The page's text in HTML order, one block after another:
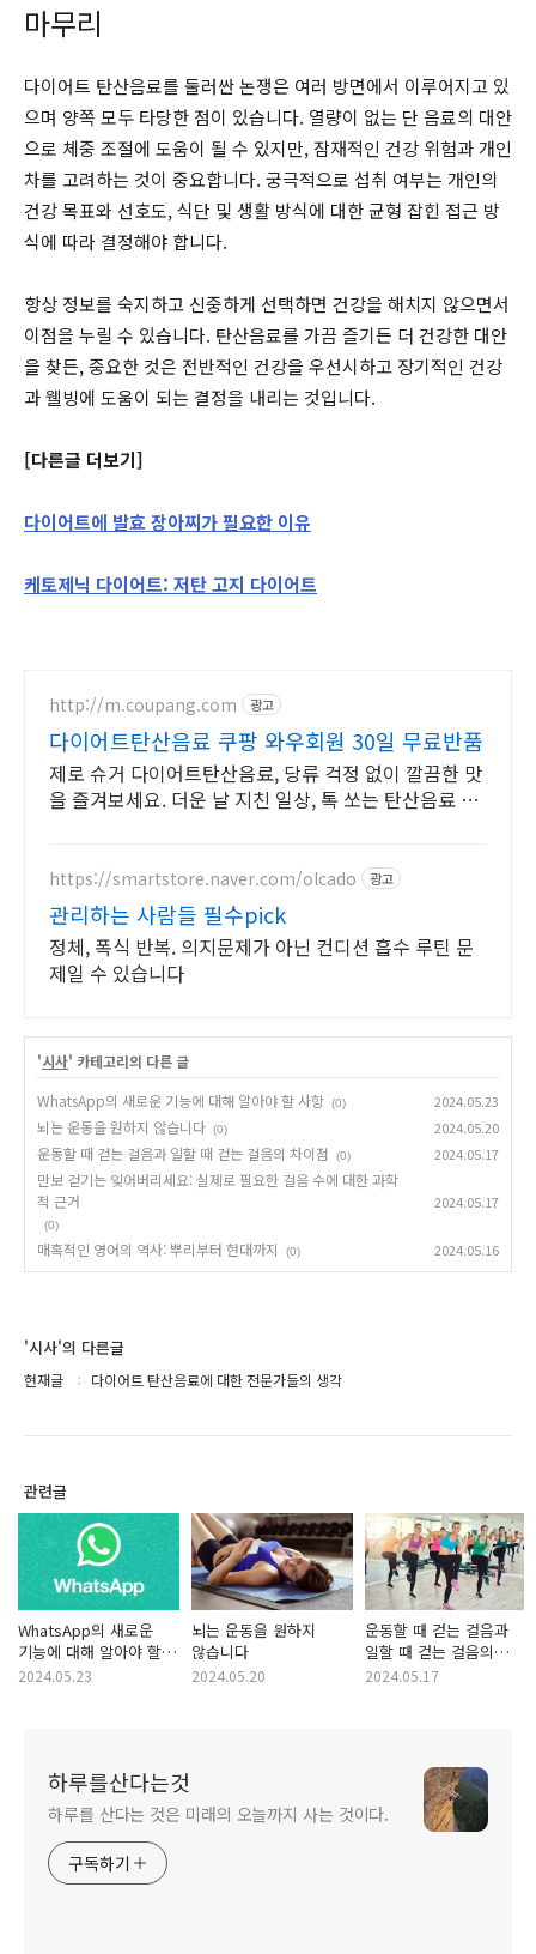
마무리
다이어트 탄산음료를 둘러싼 논쟁은 여러 방면에서 이루어지고 있
으며 양쪽 모두 타당한 점이 있습니다. 열량이 없는 단 음료의 대안
으로 체중 조절에 도움이 될 수 있지만, 잠재적인 건강 위험과 개인
차를 고려하는 것이 중요합니다. 궁극적으로 섭취 여부는 개인의
건강 목표와 선호도, 식단 및 생활 방식에 대한 균형 잡힌 접근 방
식에 따라 결정해야 합니다.
항상 정보를 숙지하고 신중하게 선택하면 건강을 해치지 않으면서
이점을 누릴 수 있습니다. 탄산음료를 가끔 즐기든 더 건강한 대안
을 찾든, 중요한 것은 전반적인 건강을 우선시하고 장기적인 건강
과 웰빙에 도움이 되는 결정을 내리는 것입니다.
[다른글 더보기]
다이어트에 발효 장아찌가 필요한 이유
케토제닉 다이어트: 저탄 고지 다이어트
http://m.coupang.com 광고
다이어트탄산음료 쿠팡 와우회원 30일 무료반품
제로 슈거 다이어트탄산음료, 당류 걱정 없이 깔끔한 맛
을 즐겨보세요. 더운 날 지친 일상, 톡 쏘는 탄산음료 마
https://smartstore.naver.com/olcado 광고
관리하는 사람들 필수pick
정체, 폭식 반복. 의지문제가 아닌 컨디션 흡수 루틴 문
제일 수 있습니다
'시사' 카테고리의 다른 글
WhatsApp의 새로운 기능에 대해 알아야 할 사항 (0) 2024.05.23
뇌는 운동을 원하지 않습니다 (0) 2024.05.20
운동할 때 걷는 걸음과 일할 때 걷는 걸음의 차이점 (0) 2024.05.17
만보 걷기는 잊어버리세요: 실제로 필요한 걸음 수에 대한 과학
적 근거
(0)
2024.05.17
매혹적인 영어의 역사: 뿌리부터 현대까지 (0) 2024.05.16
'시사'의 다른글
현재글 다이어트 탄산음료에 대한 전문가들의 생각
관련글
WhatsApp의 새로운
기능에 대해 알아야 할
사항
2024.05.23
뇌는 운동을 원하지
않습니다
2024.05.20
운동할 때 걷는 걸음과
일할 때 걷는 걸음의
차이점
2024.05.17
하루를산다는것
하루를 산다는 것은 미래의 오늘까지 사는 것이다.
구독하기